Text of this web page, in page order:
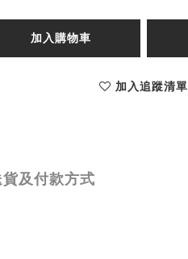
加入購物車
加入追蹤清單
貨及付款方式